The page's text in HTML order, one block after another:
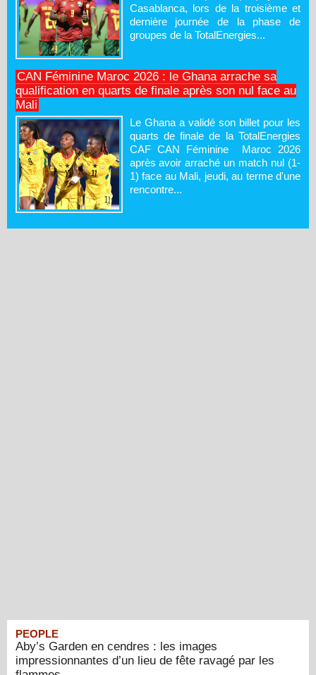
Casablanca, lors de la troisième et
dernière journée de la phase de
groupes de la TotalEnergies...
CAN Féminine Maroc 2026 : le Ghana arrache sa
qualification en quarts de finale après son nul face au
Mali
Le Ghana a validé son billet pour les
quarts de finale de la TotalEnergies
CAF CAN Féminine Maroc 2026
après avoir arraché un match nul (1-
1) face au Mali, jeudi, au terme d'une
rencontre...
PEOPLE
Aby’s Garden en cendres : les images
impressionnantes d’un lieu de fête ravagé par les